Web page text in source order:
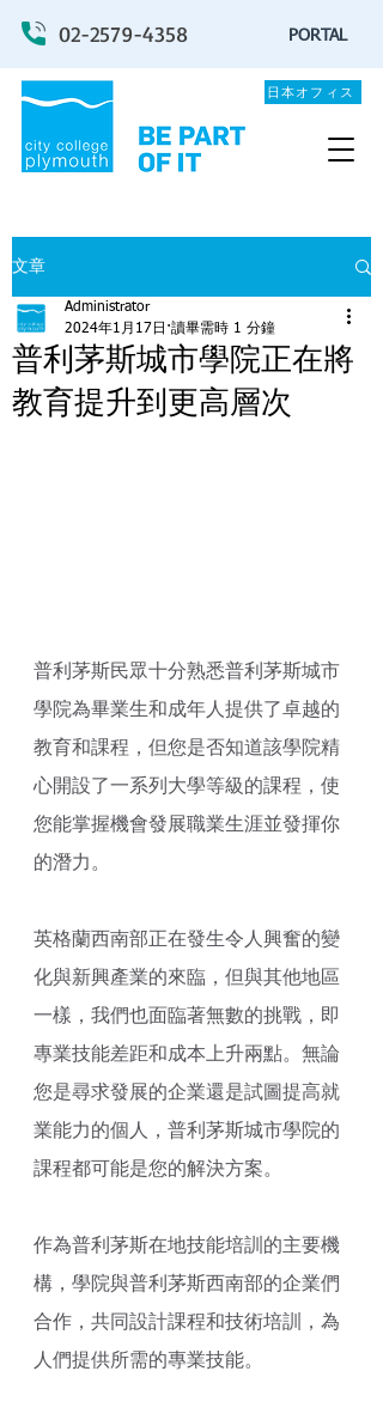
日本オフィス
02-2579-4358 PORTAL
文章
普利茅斯城市學院正在將
教育提升到更高層次
Administrator
2024年1月17日 讀畢需時 1 分鐘
普利茅斯民眾十分熟悉普利茅斯城市
學院為畢業生和成年人提供了卓越的
教育和課程，但您是否知道該學院精
心開設了一系列大學等級的課程，使
您能掌握機會發展職業生涯並發揮你
的潛力。
英格蘭西南部正在發生令人興奮的變
化與新興產業的來臨，但與其他地區
一樣，我們也面臨著無數的挑戰，即
專業技能差距和成本上升兩點。無論
您是尋求發展的企業還是試圖提高就
業能力的個人，普利茅斯城市學院的
課程都可能是您的解決方案。
作為普利茅斯在地技能培訓的主要機
構，學院與普利茅斯西南部的企業們
合作，共同設計課程和技術培訓，為
人們提供所需的專業技能。